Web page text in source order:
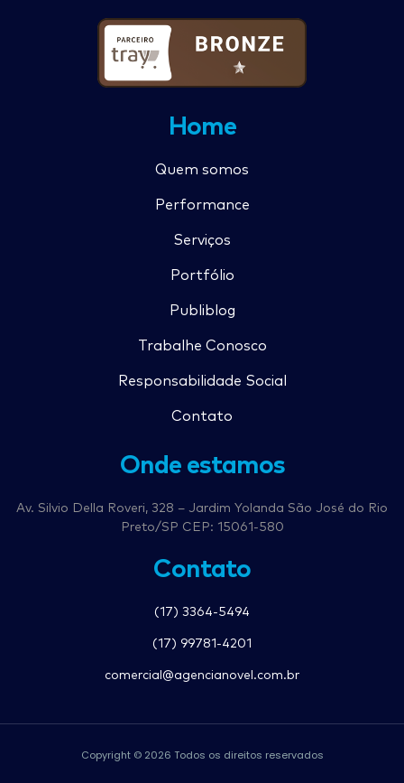
Home
Quem somos
Performance
Serviços
Portfólio
Publiblog
Trabalhe Conosco
Responsabilidade Social
Contato
Onde estamos
Av. Silvio Della Roveri, 328 – Jardim Yolanda São José do Rio
Preto/SP CEP: 15061-580
Contato
(17) 3364-5494
(17) 99781-4201
comercial@agencianovel.com.br
Copyright © 2026 Todos os direitos reservados